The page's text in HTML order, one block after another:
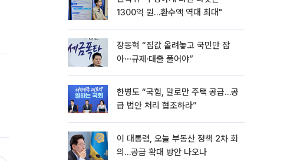
1300억 원…환수액 역대 최대"
장동혁 “집값 올려놓고 국민만 잡
아⋯규제·대출 풀어야”
한병도 “국힘, 말로만 주택 공급…공
급 법안 처리 협조하라”
이 대통령, 오늘 부동산 정책 2차 회
의…공급 확대 방안 나오나